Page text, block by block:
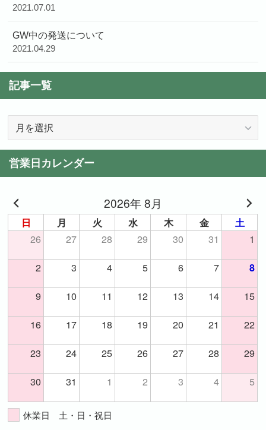
2021.07.01
GW中の発送について
2021.04.29
記事一覧
一
覧
営業日カレンダー
2026年 8月
日 月 火 水 木 金 土
26 27 28 29 30 31
1
2
3 4 5 6 7 8
9 10 11 12 13 14
15
16
17 18 19 20 21
22
23
24 25 26 27 28
29
30
31 1 2 3 4 5
休業日 土・日・祝日